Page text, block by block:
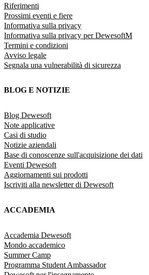
Riferimenti
Prossimi eventi e fiere
Informativa sulla privacy
Informativa sulla privacy per DewesoftM
Termini e condizioni
Avviso legale
Segnala una vulnerabilità di sicurezza
BLOG E NOTIZIE
Blog Dewesoft
Note applicative
Casi di studio
Notizie aziendali
Base di conoscenze sull'acquisizione dei dati
Eventi Dewesoft
Aggiornamenti sui prodotti
Iscriviti alla newsletter di Dewesoft
ACCADEMIA
Accademia Dewesoft
Mondo accademico
Summer Camp
Programma Student Ambassador